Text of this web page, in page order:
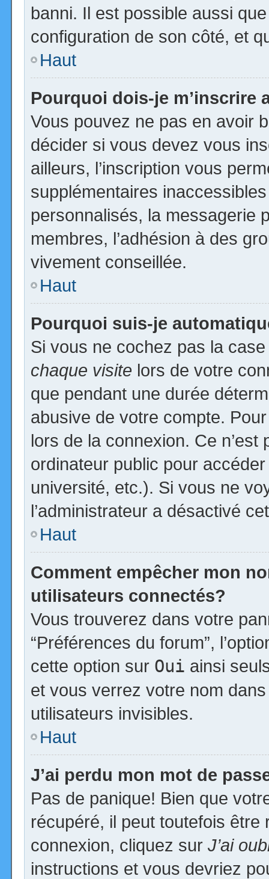
banni. Il est possible aussi
configuration de son côté, et
Haut
Pourquoi dois-je m’inscrire
Vous pouvez ne pas en avoir
décider si vous devez vous
ailleurs, l’inscription vous
supplémentaires
personnalisés, la messagerie
membres, l’adhésion à des
vivement conseillée.
Haut
Pourquoi suis-je
Si vous ne cochez pas la
chaque visite lors de votre
que pendant une durée
abusive de votre compte.
lors de la connexion. Ce
ordinateur public pour
université, etc.). Si vous ne
l’administrateur a désactivé
Haut
Comment empêcher mon
utilisateurs connectés?
Vous trouverez dans votre
“Préférences du forum”,
cette option sur Oui ainsi
et vous verrez votre nom
utilisateurs invisibles.
Haut
J’ai perdu mon mot de
Pas de panique! Bien que
récupéré, il peut toutefois
connexion, cliquez sur J’ai
instructions et vous devriez